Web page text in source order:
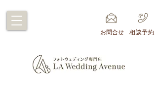
​お問合せ ​相談予約